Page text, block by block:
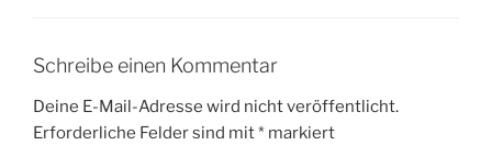
Schreibe einen Kommentar
Deine E-Mail-Adresse wird nicht veröffentlicht.
Erforderliche Felder sind mit* markiert